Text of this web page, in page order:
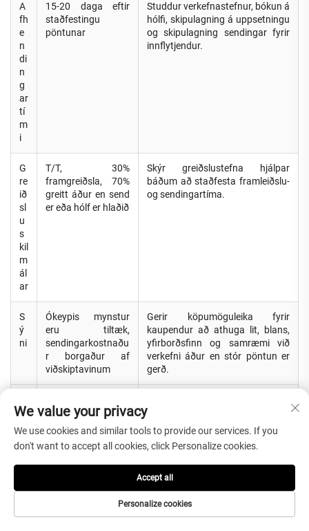
A
fh
e
n
di
n
g
ar
tí
m
i
15-20 daga eftir
staðfestingu
pöntunar
Studdur verkefnastefnur, bókun á
hólfi, skipulagning á uppsetningu
og skipulagning sendingar fyrir
innflytjendur.
G
re
ið
sl
u
s
kil
m
ál
ar
T/T, 30%
framgreiðsla, 70%
greitt áður en send
er eða hólf er hlaðið
Skýr greiðslustefna hjálpar
báðum að staðfesta framleiðslu-
og sendingartíma.
S
ý
ni
Ókeypis mynstur
eru tiltæk,
sendingarkostnaðu
r borgaður af
viðskiptavinum
Gerir köpumöguleika fyrir
kaupendur að athuga lit, blans,
yfirborðsfinn og samræmi við
verkefni áður en stór pöntun er
gerð.
O
Q
venjulega efni til
viðmiðunar / 50
sett fyrir ívarpsett
til viðmiðunar
skipuleggja prófpantanir,
vöruskráningu dreifanda eða
magn fyrir verkefni.
We value your privacy
We use cookies and similar tools to provide our services. If you
don't want to accept all cookies, click Personalize cookies.
Personalize cookies
Accept all